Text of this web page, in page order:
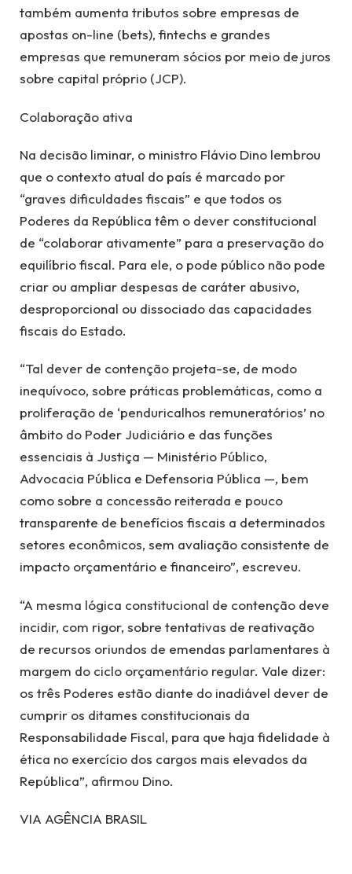
também aumenta tributos sobre empresas de
apostas on-line (bets), fintechs e grandes
empresas que remuneram sócios por meio de juros
sobre capital próprio (JCP).
Colaboração ativa
Na decisão liminar, o ministro Flávio Dino lembrou
que o contexto atual do país é marcado por
“graves dificuldades fiscais” e que todos os
Poderes da República têm o dever constitucional
de “colaborar ativamente” para a preservação do
equilíbrio fiscal. Para ele, o pode público não pode
criar ou ampliar despesas de caráter abusivo,
desproporcional ou dissociado das capacidades
fiscais do Estado.
“Tal dever de contenção projeta-se, de modo
inequívoco, sobre práticas problemáticas, como a
proliferação de ‘penduricalhos remuneratórios’ no
âmbito do Poder Judiciário e das funções
essenciais à Justiça — Ministério Público,
Advocacia Pública e Defensoria Pública —, bem
como sobre a concessão reiterada e pouco
transparente de benefícios fiscais a determinados
setores econômicos, sem avaliação consistente de
impacto orçamentário e financeiro”, escreveu.
“A mesma lógica constitucional de contenção deve
incidir, com rigor, sobre tentativas de reativação
de recursos oriundos de emendas parlamentares à
margem do ciclo orçamentário regular. Vale dizer:
os três Poderes estão diante do inadiável dever de
cumprir os ditames constitucionais da
Responsabilidade Fiscal, para que haja fidelidade à
ética no exercício dos cargos mais elevados da
República”, afirmou Dino.
VIA AGÊNCIA BRASIL